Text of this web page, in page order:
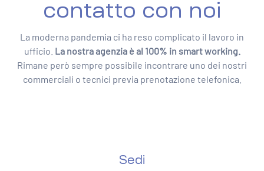
contatto con noi
La moderna pandemia ci ha reso complicato il lavoro in
ufficio. La nostra agenzia è al 100% in smart working.
Rimane però sempre possibile incontrare uno dei nostri
commerciali o tecnici previa prenotazione telefonica.
Sedi